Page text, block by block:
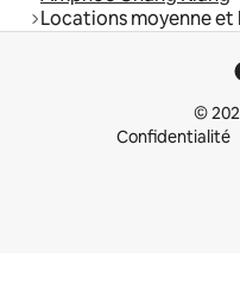
Locations moyenne et
©
Confidentialité